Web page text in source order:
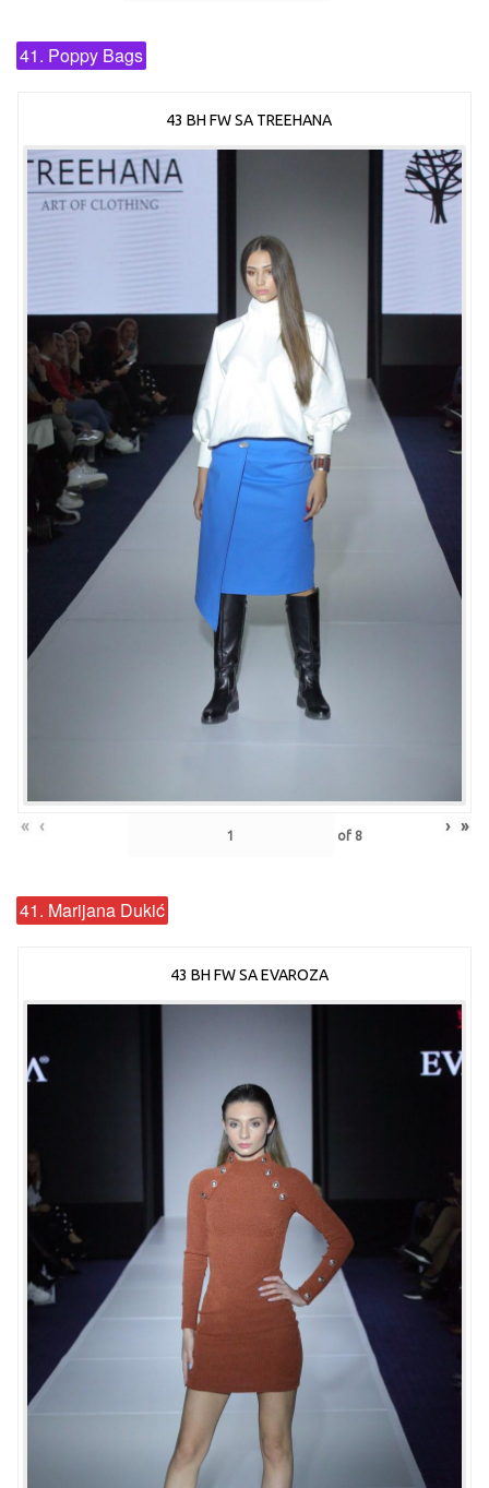
41. Poppy Bags
43 BH FW SA TREEHANA
« ‹ of 8 › »
41. Marijana Dukić
43 BH FW SA EVAROZA